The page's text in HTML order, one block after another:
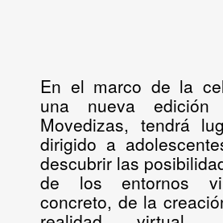
En el marco de la
una nueva
Movedizas, tendrá
dirigido a
descubrir las
de los entornos
concreto, de la